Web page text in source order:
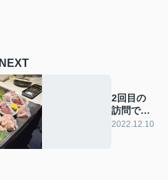
NEXT
2回目の
訪問で
す！
2022.12.10